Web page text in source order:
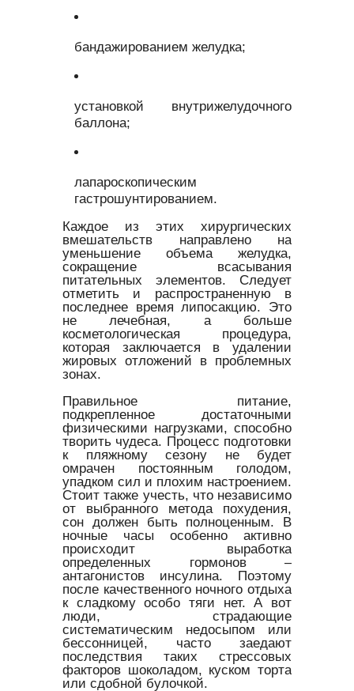
бандажированием желудка;
установкой внутрижелудочного
баллона;
лапароскопическим
гастрошунтированием.
Каждое из этих хирургических
вмешательств направлено на
уменьшение объема желудка,
сокращение всасывания
питательных элементов. Следует
отметить и распространенную в
последнее время липосакцию. Это
не лечебная, а больше
косметологическая процедура,
которая заключается в удалении
жировых отложений в проблемных
зонах.
Правильное питание,
подкрепленное достаточными
физическими нагрузками, способно
творить чудеса. Процесс подготовки
к пляжному сезону не будет
омрачен постоянным голодом,
упадком сил и плохим настроением.
Стоит также учесть, что независимо
от выбранного метода похудения,
сон должен быть полноценным. В
ночные часы особенно активно
происходит выработка
определенных гормонов –
антагонистов инсулина. Поэтому
после качественного ночного отдыха
к сладкому особо тяги нет. А вот
люди, страдающие
систематическим недосыпом или
бессонницей, часто заедают
последствия таких стрессовых
факторов шоколадом, куском торта
или сдобной булочкой.